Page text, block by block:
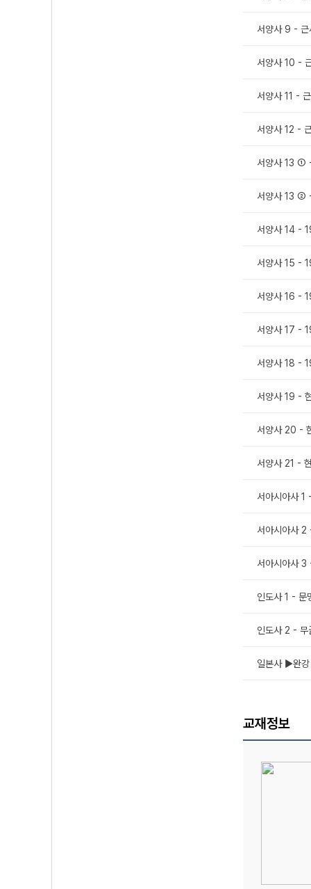
서양사 9 -
서양사 10 -
서양사 11 -
서양사 12 -
서양사 13 ①
서양사 13 ②
서양사 14 -
서양사 15 -
서양사 16 -
서양사 17 -
서양사 18 -
서양사 19 -
서양사 20 -
서양사 21 -
서아시아사 1
서아시아사 2
서아시아사 3
인도사 1 - 문
인도사 2 - 무
일본사 ▶완강
교재정보